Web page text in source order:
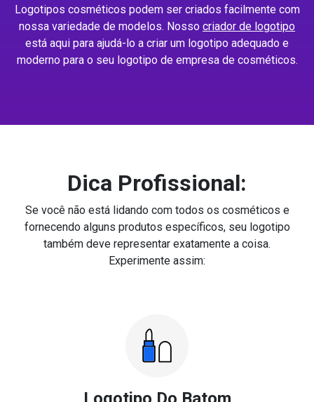
Logotipos cosméticos podem ser criados facilmente com
nossa variedade de modelos. Nosso criador de logotipo
está aqui para ajudá-lo a criar um logotipo adequado e
moderno para o seu logotipo de empresa de cosméticos.
Dica Profissional:
Se você não está lidando com todos os cosméticos e
fornecendo alguns produtos específicos, seu logotipo
também deve representar exatamente a coisa.
Experimente assim: